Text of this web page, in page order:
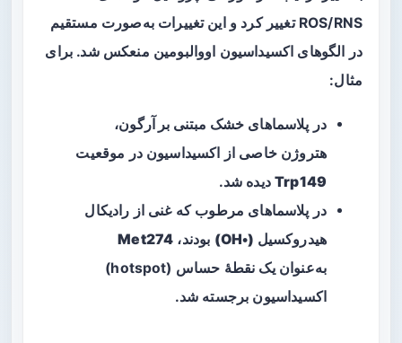
ROS/RNS تغییر کرد و این تغییرات به‌صورت مستقیم
در الگوهای اکسیداسیون اووالبومین منعکس شد. برای
مثال:
در پلاسماهای خشک مبتنی بر آرگون،
هتروژن خاصی از اکسیداسیون در موقعیت
Trp149دیده شد.
در پلاسماهای مرطوب که غنی از رادیکال
هیدروکسیل (•OH)
بودند، Met274
به‌عنوان یک نقطهٔ حساس (hotspot)
اکسیداسیون برجسته شد.